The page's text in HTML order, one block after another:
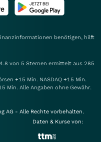
benötigen, hilft
von 5 Sternen ermittelt aus 285
+15 Min. NASDAQ +15 Min.
Min. Alle Angaben ohne Gewähr.
AG - Alle Rechte vorbehalten.
Daten & Kurse von: